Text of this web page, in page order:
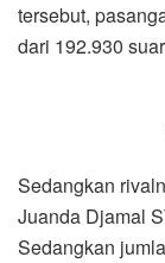
tersebut,
dari 192.930
Sedangkan
Juanda Djamal
Sedangkan